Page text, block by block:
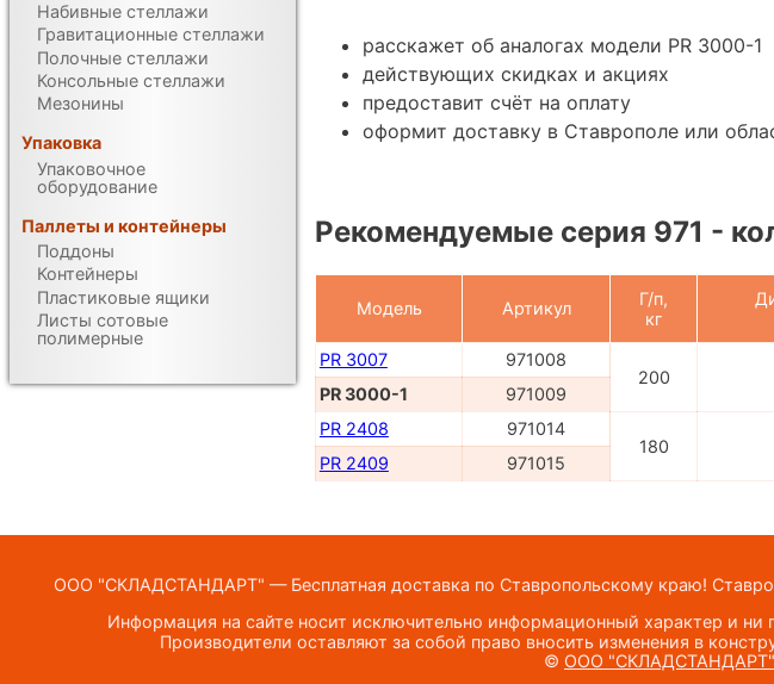
расскажет об аналогах модели PR 3000-1
действующих скидках и акциях
предоставит счёт на оплату
оформит доставку в Ставрополе или
Рекомендуемые серия 971 -
Модель Артикул
Г/п,
кг
PR 3007
971008
200
PR 3000-1
971009
PR 2408
971014
180
PR 2409
971015
Набивные стеллажи
Гравитационные стеллажи
Полочные стеллажи
Консольные стеллажи
Мезонины
Упаковка
Упаковочное
оборудование
Паллеты и контейнеры
Поддоны
Контейнеры
Пластиковые ящики
Листы сотовые
полимерные
ООО "СКЛАДСТАНДАРТ" — Бесплатная доставка по Ставропольскому краю!
Информация на сайте носит исключительно информационный характер и ни
Производители оставляют за собой право вносить изменения в
© ООО "СКЛАДСТАНДАРТ",